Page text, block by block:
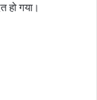
हो गया।